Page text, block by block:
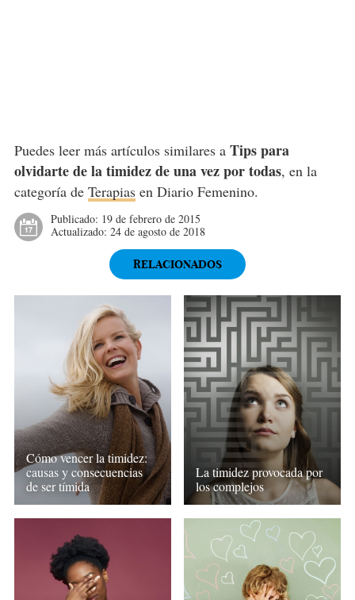
Puedes leer más artículos similares a Tips para
olvidarte de la timidez de una vez por todas, en la
categoría de Terapiasen Diario Femenino.
Publicado: 19 de febrero de 2015
Actualizado: 24 de agosto de 2018
RELACIONADOS
Cómo vencer la timidez:
causas y consecuencias
de ser tímida
La timidez provocada por
los complejos